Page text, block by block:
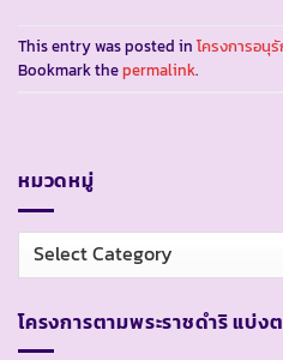
This entry was posted in โครงการอนุ
Bookmark thepermalink.
หมวดหมู่
หมวด
หมู่
โครงการตามพระราชดำริ แบ่ง